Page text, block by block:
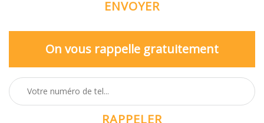
On vous rappelle gratuitement